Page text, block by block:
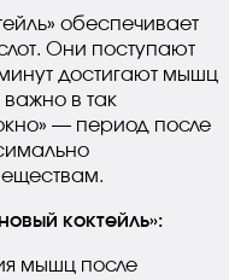
обеспечивает
Они поступают
достигают мышц
в так
— период после
коктейль»:
мышц после